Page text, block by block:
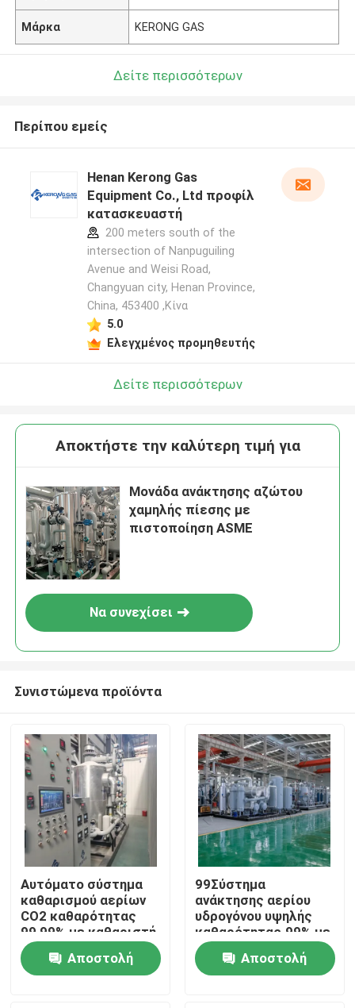
Σπίτι
Προϊόντα
Μάρκα KERONG GAS
Δείτε περισσότερων
Περίπου εμείς
Henan Kerong Gas
Equipment Co., Ltd προφίλ
κατασκευαστή
200 meters south of the
intersection of Nanpuguiling
Avenue and Weisi Road,
Changyuan city, Henan Province,
China, 453400 ,Κίνα
5.0
Ελεγχμένος προμηθευτής
Δείτε περισσότερων
Αποκτήστε την καλύτερη τιμή για
Μονάδα ανάκτησης αζώτου
χαμηλής πίεσης με
πιστοποίηση ASME
Να συνεχίσει
Συνιστώμενα προϊόντα
Αυτόματο σύστημα
καθαρισμού αερίων
CO2 καθαρότητας
99,99% με καθαριστή
αερίων
Αποστολή
99Σύστημα
ανάκτησης αερίου
υδρογόνου υψηλής
καθαρότητας.99% με
σύστημα καθαρισμού
PSA
Αποστολή